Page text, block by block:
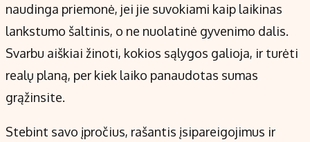
naudinga priemonė, jei jie suvokiami kaip laikinas
lankstumo šaltinis, o ne nuolatinė gyvenimo dalis.
Svarbu aiškiai žinoti, kokios sąlygos galioja, ir turėti
realų planą, per kiek laiko panaudotas sumas
grąžinsite.
Stebint savo įpročius, rašantis įsipareigojimus ir